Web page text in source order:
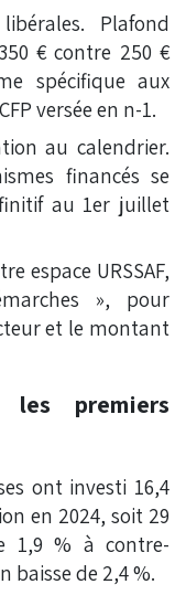
Plafond
€ contre 250 €
spécifique aux
versée en n-1.
au calendrier.
financés se
au 1er juillet
espace URSSAF,
», pour
et le montant
les premiers
ont investi 16,4
en 2024, soit 29
1,9 % à contre-
baisse de 2,4 %.